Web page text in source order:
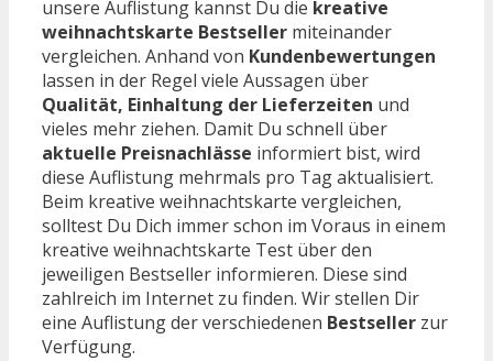
unsere Auflistung kannst Du die kreative
weihnachtskarte Bestseller miteinander
vergleichen. Anhand von Kundenbewertungen
lassen in der Regel viele Aussagen über
Qualität, Einhaltung der Lieferzeiten und
vieles mehr ziehen. Damit Du schnell über
aktuelle Preisnachlässe informiert bist, wird
diese Auflistung mehrmals pro Tag aktualisiert.
Beim kreative weihnachtskarte vergleichen,
solltest Du Dich immer schon im Voraus in einem
kreative weihnachtskarte Test über den
jeweiligen Bestseller informieren. Diese sind
zahlreich im Internet zu finden. Wir stellen Dir
eine Auflistung der verschiedenen Bestseller zur
Verfügung.